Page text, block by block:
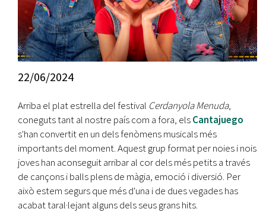
22/06/2024
Arriba el plat estrella del festival Cerdanyola Menuda,
coneguts tant al nostre país com a fora, elsCantajuego
s'han convertit en un dels fenòmens musicals més
importants del moment. Aquest grup format per noies i nois
joves han aconseguit arribar al cor dels més petits a través
de cançons i balls plens de màgia, emoció i diversió. Per
això estem segurs que més d'una i de dues vegades has
acabat taral·lejant alguns dels seus grans hits.